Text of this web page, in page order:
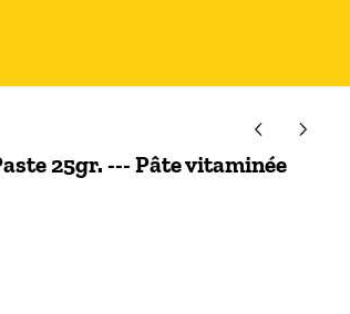
25gr. --- Pâte vitaminée